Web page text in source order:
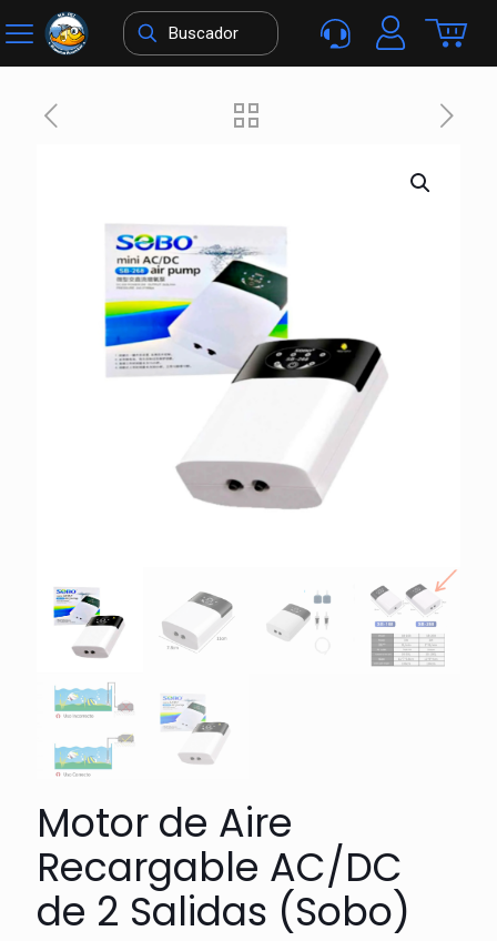
Motor de Aire
Recargable AC/DC
de 2 Salidas (Sobo)